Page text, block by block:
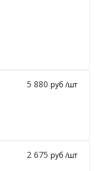
5 880руб /шт
2 675руб /шт